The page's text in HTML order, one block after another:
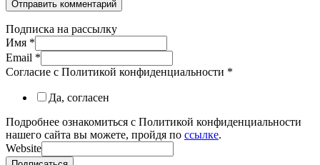
Подписка на рассылку
Имя *
Email *
Согласие с Политикой конфиденциальности *
Да, согласен
Подробнее ознакомиться с Политикой конфиденциальности
нашего сайта вы можете, пройдя по ссылке.
Website